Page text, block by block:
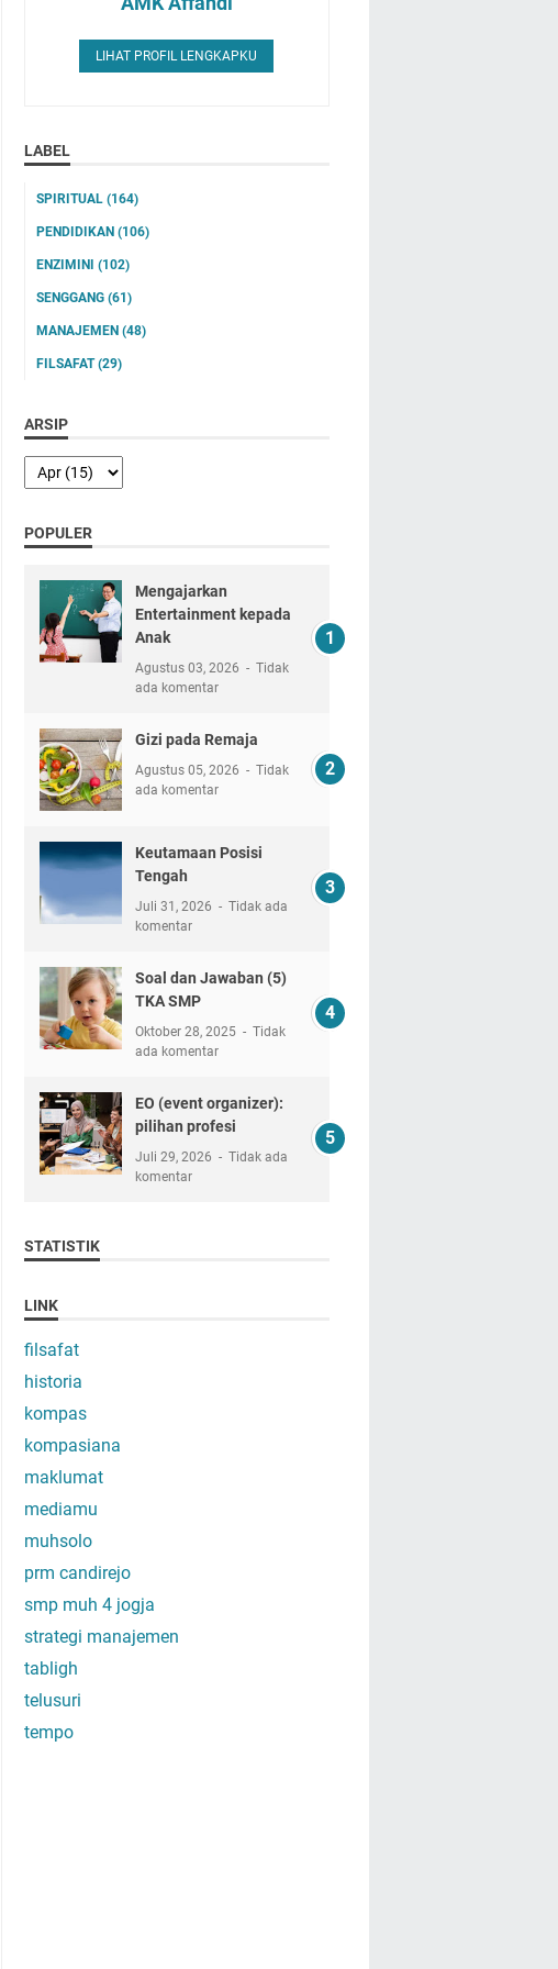
LIHAT PROFIL LENGKAPKU
LABEL
SPIRITUAL (164)
PENDIDIKAN (106)
ENZIMINI (102)
SENGGANG (61)
MANAJEMEN (48)
FILSAFAT(29)
ARSIP
POPULER
Mengajarkan
Entertainment kepada
Anak
Agustus 03, 2026
Tidak
ada komentar
Gizi pada Remaja
Agustus 05, 2026
Tidak
ada komentar
Keutamaan Posisi
Tengah
Juli 31, 2026
Tidak ada
komentar
Soal dan Jawaban (5)
TKA SMP
Oktober 28, 2025
Tidak
ada komentar
EO (event organizer):
pilihan profesi
Juli 29, 2026
Tidak ada
komentar
STATISTIK
LINK
filsafat
historia
kompas
kompasiana
maklumat
mediamu
muhsolo
prm candirejo
smp muh 4 jogja
strategi manajemen
tabligh
telusuri
tempo